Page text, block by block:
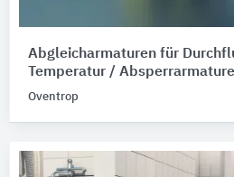
Abgleicharmaturen für
Temperatur /
Oventrop